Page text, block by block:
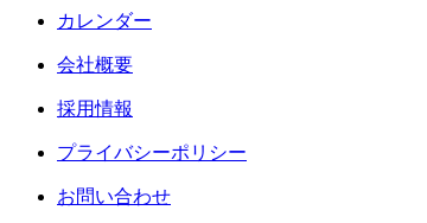
カレンダー
会社概要
採用情報
プライバシーポリシー
お問い合わせ